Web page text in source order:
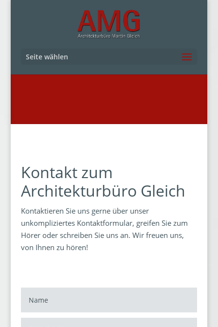
Seite wählen
Kontakt zum
Architekturbüro Gleich
Kontaktieren Sie uns gerne über unser
unkompliziertes Kontaktformular, greifen Sie zum
Hörer oder schreiben Sie uns an. Wir freuen uns,
von Ihnen zu hören!